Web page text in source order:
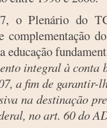
o Plenário do
educação
integral à conta
a fim de
na destinação
no art. 60 do